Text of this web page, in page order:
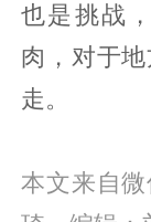
也是挑战
肉，对于
走。
本文来自